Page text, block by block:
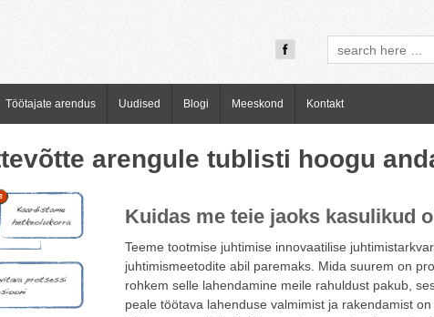
Töötajate arendus Uudised Blogi Meeskond Kontakt
arengule tublisti hoogu
Kuidas me teie jaoks kasulikud
Teeme tootmise juhtimise innovaatilise
juhtimismeetodite abil paremaks. Mida suurem on
rohkem selle lahendamine meile rahuldust pakub,
peale töötava lahenduse valmimist ja rakendamist